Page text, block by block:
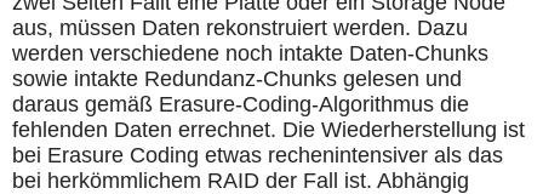
aus, müssen Daten rekonstruiert werden. Dazu
werden verschiedene noch intakte Daten-Chunks
sowie intakte Redundanz-Chunks gelesen und
daraus gemäß Erasure-Coding-Algorithmus die
fehlenden Daten errechnet. Die Wiederherstellung ist
bei Erasure Coding etwas rechenintensiver als das
bei herkömmlichem RAID der Fall ist. Abhängig